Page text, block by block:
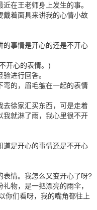
在王老师身上发生的事。
戴着面具来讲我的心情小故
事情是开心的还是不开心
开心的表情。)
进行回答。
的，眉毛皱在一起的表情
徐家汇买东西，可是走着
我就淋了雨，我心里很不开
是开心的事情还是不开心
情。我怎么又变开心了呀?
物，是一把漂亮的雨伞，
你们看呀，我的嘴角都往上